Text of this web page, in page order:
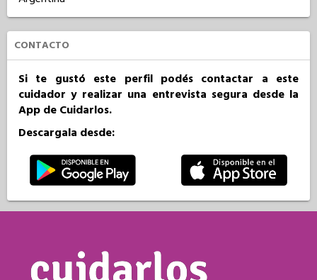
CONTACTO
Si te gustó este perfil podés contactar a este
cuidador y realizar una entrevista segura desde la
App de Cuidarlos.
Descargala desde: